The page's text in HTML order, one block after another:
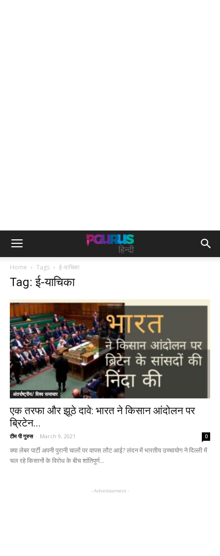
Home Tags ई-याचिका
Tag: ई-याचिका
अंतर्राष्ट्रीय/ विश्व समाचार
एक तरफा और झूठे दावे: भारत ने किसान आंदोलन पर
ब्रिटेन...
टीम पी गुरुस - March 9, 2021 0
क्या लेबर पार्टी अपनी पुरानी चालों पर वापस लौट आई? लंदन में भारतीय उच्चायोग ने दिल्ली में
चल रहे किसानों के विरोध के बीच शांतिपूर्ण...
- Advertisement -